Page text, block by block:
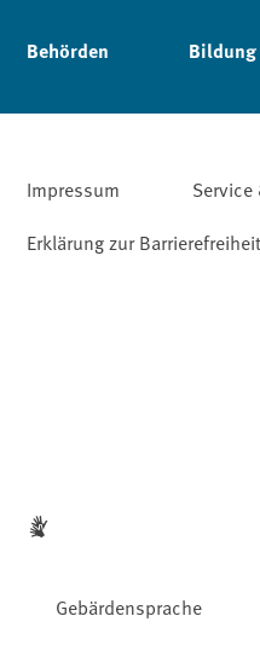
Behörden Bildung
Impressum
Erklärung zur Barrierefreiheit
Gebärdensprache